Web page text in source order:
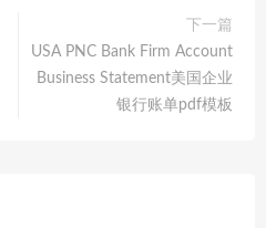
下一篇
USA PNC Bank Firm Account
Business Statement美国企业
银行账单pdf模板